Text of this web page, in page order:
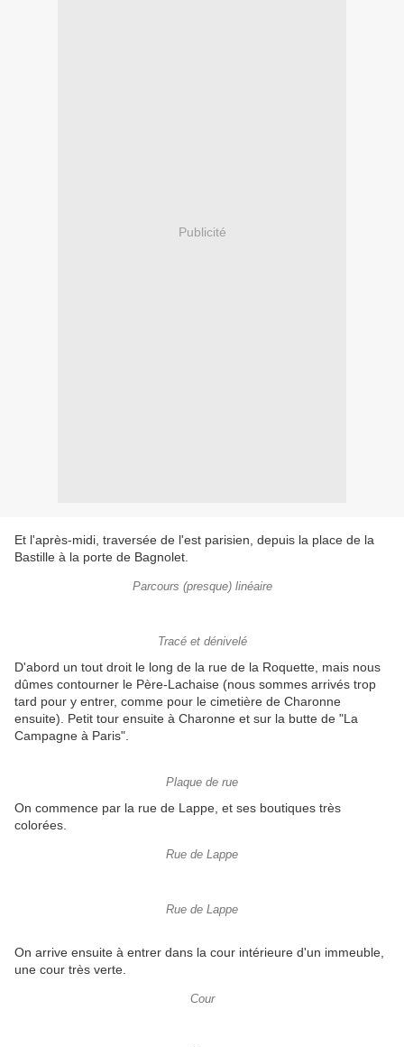
Publicité
Et l'après-midi, traversée de l'est parisien, depuis la place de la
Bastille à la porte de Bagnolet.
Parcours (presque) linéaire
Tracé et dénivelé
D'abord un tout droit le long de la rue de la Roquette, mais nous
dûmes contourner le Père-Lachaise (nous sommes arrivés trop
tard pour y entrer, comme pour le cimetière de Charonne
ensuite). Petit tour ensuite à Charonne et sur la butte de "La
Campagne à Paris".
Plaque de rue
On commence par la rue de Lappe, et ses boutiques très
colorées.
Rue de Lappe
Rue de Lappe
On arrive ensuite à entrer dans la cour intérieure d'un immeuble,
une cour très verte.
Cour